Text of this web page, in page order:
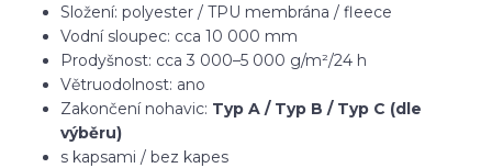
Složení: polyester / TPU membrána / fleece
Vodní sloupec: cca 10 000 mm
Prodyšnost: cca 3 000–5 000 g/m²/24 h
Větruodolnost: ano
Zakončení nohavic: Typ A / Typ B / Typ C (dle
výběru)
s kapsami / bez kapes